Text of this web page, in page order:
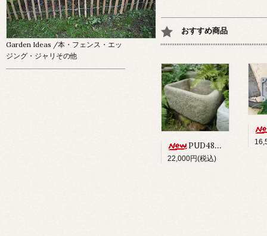
おすすめ商品
PUD48 ALPINE PLANTER
22,000円(税込)
Garden Ideas /本・フェンス・エッ
ジング・ジャリその他